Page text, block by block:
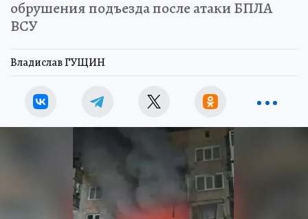
обрушения подъезда после атаки БПЛА
ВСУ
Владислав ГУЩИН